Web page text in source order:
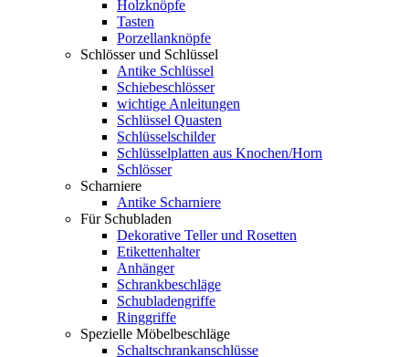
Holzknöpfe
Tasten
Porzellanknöpfe
Schlösser und Schlüssel
Antike Schlüssel
Schiebeschlösser
wichtige Anleitungen
Schlüssel Quasten
Schlüsselschilder
Schlüsselplatten aus Knochen/Horn
Schlösser
Scharniere
Antike Scharniere
Für Schubladen
Dekorative Teller und Rosetten
Etikettenhalter
Anhänger
Schrankbeschläge
Schubladengriffe
Ringgriffe
Spezielle Möbelbeschläge
Schaltschrankanschlüsse